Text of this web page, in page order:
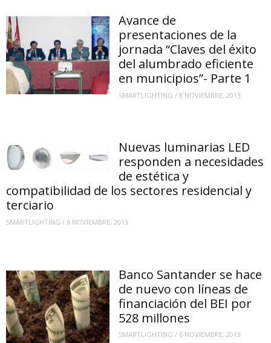
Avance de
presentaciones de la
jornada “Claves del éxito
del alumbrado eficiente
en municipios”- Parte 1
SMARTLIGHTING /8 NOVIEMBRE, 2013
Nuevas luminarias LED
responden a necesidades
de estética y
compatibilidad de los sectores residencial y
terciario
SMARTLIGHTING / 6 NOVIEMBRE, 2013
Banco Santander se hace
de nuevo con líneas de
financiación del BEI por
528 millones
SMARTLIGHTING / 6 NOVIEMBRE, 2013